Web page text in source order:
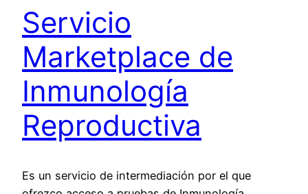
Servicio
Marketplace de
Inmunología
Reproductiva
Es un servicio de intermediación por el que